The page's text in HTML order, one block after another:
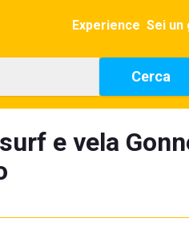
Experience Sei un
Cerca
e vela